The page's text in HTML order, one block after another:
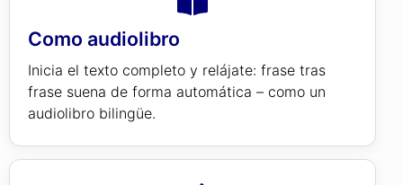
Como audiolibro
Inicia el texto completo y relájate: frase tras
frase suena de forma automática – como un
audiolibro bilingüe.